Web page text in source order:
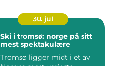
30. jul
Ski i tromsø: norge på sitt
mest spektakulære
Tromsø ligger midt i et av